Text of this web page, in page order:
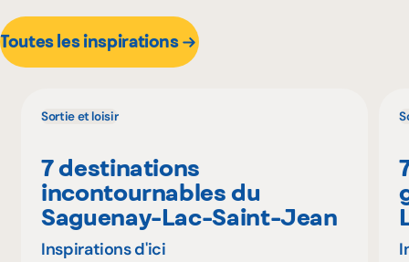
Toutes les inspirations
Sortie et loisir
7 destinations
incontournables du
Saguenay-Lac-Saint-Jean
Inspirations d'ici